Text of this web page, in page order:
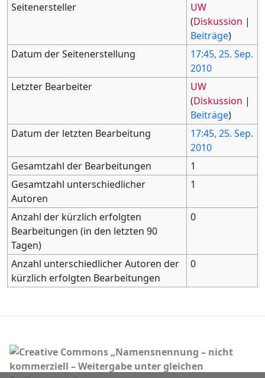
Seitenersteller
UW
(Diskussion |
Beiträge)
Datum der Seitenerstellung
17:45, 25. Sep.
2010
Letzter Bearbeiter
UW
(Diskussion |
Beiträge)
Datum der letzten Bearbeitung
17:45, 25. Sep.
2010
Gesamtzahl der Bearbeitungen
1
Gesamtzahl unterschiedlicher
Autoren
1
Anzahl der kürzlich erfolgten
Bearbeitungen (in den letzten 90
Tagen)
0
Anzahl unterschiedlicher Autoren der
kürzlich erfolgten Bearbeitungen
0